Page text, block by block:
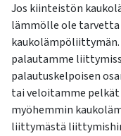
Jos kiinteistön
lämmölle ole
kaukolämpöliittymän.
palautamme
palautuskelpoisen
tai veloitamme
myöhemmin
liittymästä